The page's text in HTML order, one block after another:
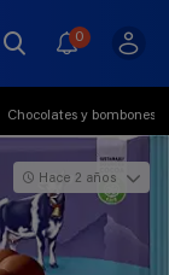
0
Chocolates y bombones
Hace 2 años